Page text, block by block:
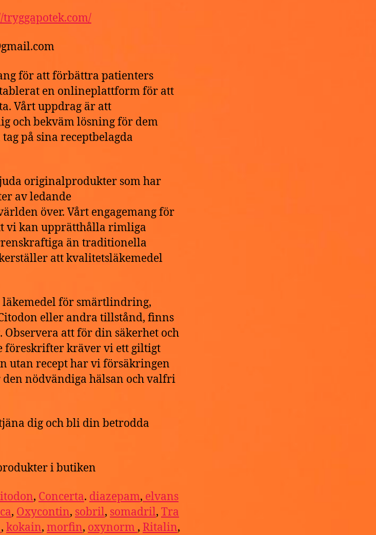
tryggapotek.com/
för att förbättra patienters
en onlineplattform för att
Vårt uppdrag är att
och bekväm lösning för dem
på sina receptbelagda
originalprodukter som har
av ledande
över. Vårt engagemang för
vi kan upprätthålla rimliga
än traditionella
att kvalitetsläkemedel
läkemedel för smärtlindring,
eller andra tillstånd, finns
att för din säkerhet och
föreskrifter kräver vi ett giltigt
utan recept har vi försäkringen
nödvändiga hälsan och valfri
dig och bli din betrodda
i butiken
, Concerta. diazepam, elvans
, Oxycontin, sobril, somadril, Tra
, kokain, morfin, oxynorm , Ritalin,